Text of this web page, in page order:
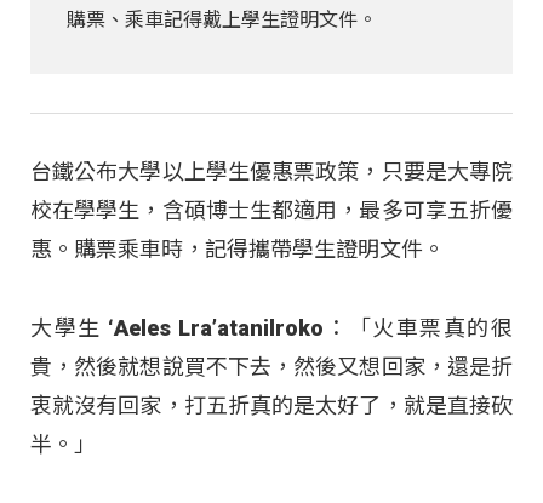
購票、乘車記得戴上學生證明文件。
台鐵公布大學以上學生優惠票政策，只要是大專院
校在學學生，含碩博士生都適用，最多可享五折優
惠。購票乘車時，記得攜帶學生證明文件。
大學生 ‘Aeles Lra’atanilroko：「火車票真的很
貴，然後就想說買不下去，然後又想回家，還是折
衷就沒有回家，打五折真的是太好了，就是直接砍
半。」